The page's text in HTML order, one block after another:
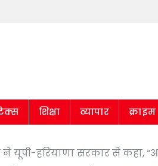
शिक्षा व्यापार क्राइम
यूपी-हरियाणा सरकार से कहा,